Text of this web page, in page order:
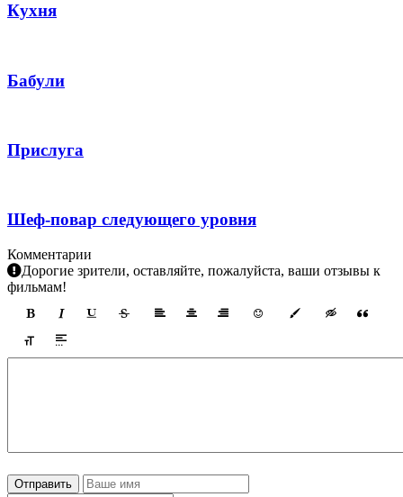
Кухня
Бабули
Прислуга
Шеф-повар следующего уровня
Комментарии
Дорогие зрители, оставляйте, пожалуйста, ваши отзывы к
фильмам!
Отправить